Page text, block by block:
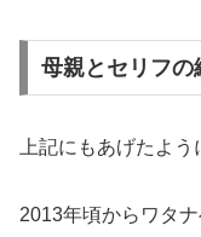
母親とセリフの
上記にもあげたよ
2013年頃からワタ